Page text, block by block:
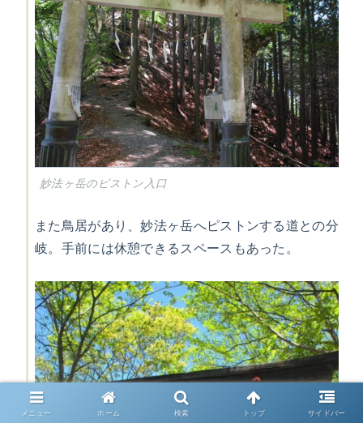
妙法ヶ岳のピストン入口
また鳥居があり、妙法ヶ岳へピストンする道との分
岐。手前には休憩できるスペースもあった。
メニュー ホーム 検索 トップ サイドバー